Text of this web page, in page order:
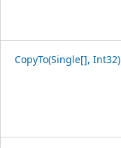
CopyTo(Single[], Int32)